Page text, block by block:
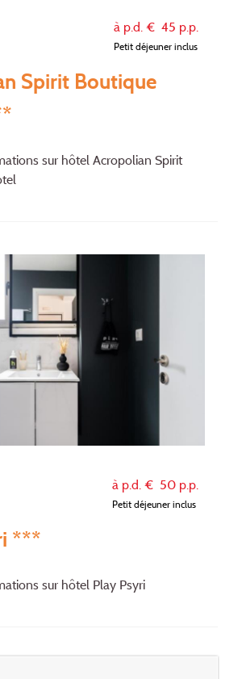
à p.d. € 45 p.p.
Petit déjeuner inclus
Spirit Boutique
sur hôtel Acropolian Spirit
à p.d. € 50 p.p.
Petit déjeuner inclus
***
sur hôtel Play Psyri